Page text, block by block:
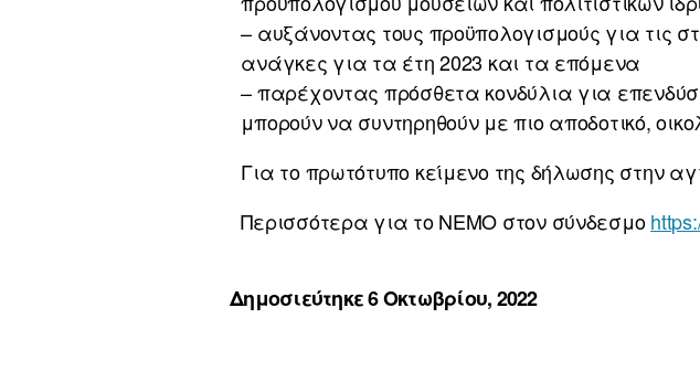
– αυξάνοντας τους προϋπολογισμούς για τις
ανάγκες για τα έτη 2023 και τα επόμενα
– παρέχοντας πρόσθετα κονδύλια για
μπορούν να συντηρηθούν με πιο αποδοτικό,
Για το πρωτότυπο κείμενο της δήλωσης στην
Περισσότερα για το ΝΕΜΟ στον σύνδεσμο
Δημοσιεύτηκε 6 Οκτωβρίου, 2022